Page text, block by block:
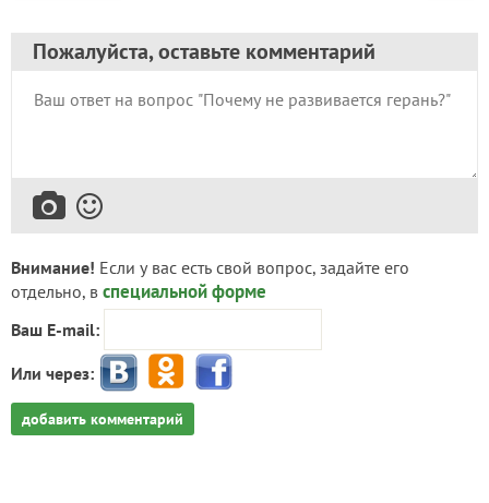
Пожалуйста, оставьте комментарий
Внимание! Если у вас есть свой вопрос, задайте его
отдельно, в специальной форме
Ваш E-mail:
Или через:
добавить комментарий